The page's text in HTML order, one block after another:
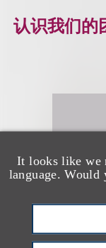
It looks like we
language.
认识我们的